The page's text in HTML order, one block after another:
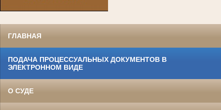
ГЛАВНАЯ
ПОДАЧА ПРОЦЕССУАЛЬНЫХ ДОКУМЕНТОВ В
ЭЛЕКТРОННОМ ВИДЕ
О СУДЕ